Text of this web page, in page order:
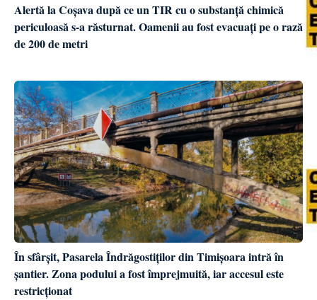
Alertă la Coșava după ce un TIR cu o substanță chimică
periculoasă s-a răsturnat. Oamenii au fost evacuați pe o rază
de 200 de metri
În sfârșit, Pasarela Îndrăgostiților din Timișoara intră în
șantier. Zona podului a fost împrejmuită, iar accesul este
restricționat